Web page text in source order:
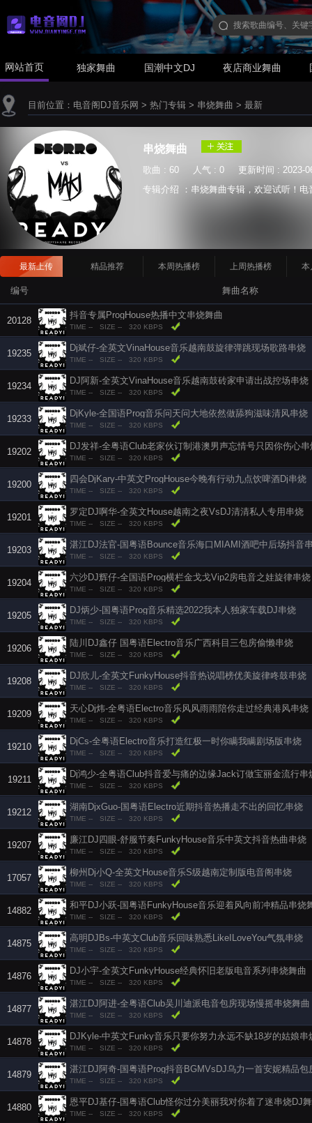
网站首页 独家舞曲 国潮中文DJ 夜店商业舞曲
目前位置： 电音阁DJ音乐网 > 热门专辑 > 串烧舞曲 > 最新
串烧舞曲
歌曲 : 60 人气 : 0 更新时间 : 2023-
专辑介绍 ：串烧舞曲专辑，欢迎试听！
最新上传 精品推荐 本周热播榜 上周热播榜 本
编号 舞曲名称
20128
抖音专属ProgHouse热播中文串烧舞曲
TIME -- SIZE -- 320 KBPS
19235
Dj斌仔-全英文VinaHouse音乐越南鼓旋律弹跳现场歌路串烧
TIME -- SIZE -- 320 KBPS
19234
DJ阿新-全英文VinaHouse音乐越南鼓砖家申请出战控场串烧
TIME -- SIZE -- 320 KBPS
19233
DjKyle-全国语Prog音乐问天问大地依然做舔狗滋味清风串烧
TIME -- SIZE -- 320 KBPS
19202
DJ发祥-全粤语Club老家伙订制港澳男声忘情号只因你伤心串
TIME -- SIZE -- 320 KBPS
19200
四会DjKary-中英文ProgHouse今晚有行动九点饮啤酒Dj串烧
TIME -- SIZE -- 320 KBPS
19201
罗定DJ啊华-全英文House越南之夜VsDJ清清私人专用串烧
TIME -- SIZE -- 320 KBPS
19203
湛江DJ法官-国粤语Bounce音乐海口MIAMI酒吧中后场抖音
TIME -- SIZE -- 320 KBPS
19204
六沙DJ辉仔-全国语Prog横栏金戈戈Vip2房电音之娃旋律串烧
TIME -- SIZE -- 320 KBPS
19205
DJ炳少-国粤语Prog音乐精选2022我本人独家车载DJ串烧
TIME -- SIZE -- 320 KBPS
19206
陆川DJ鑫仔 国粤语Electro音乐广西科目三包房偷懒串烧
TIME -- SIZE -- 320 KBPS
19208
DJ欣儿-全英文FunkyHouse抖音热说唱榜优美旋律咚鼓串烧
TIME -- SIZE -- 320 KBPS
19209
天心Dj炜-全粤语Electro音乐风风雨雨陪你走过经典港风串烧
TIME -- SIZE -- 320 KBPS
19210
DjCs-全粤语Electro音乐打造红极一时你瞒我瞒剧场版串烧
TIME -- SIZE -- 320 KBPS
19211
Dj鸿少-全粤语Club抖音爱与痛的边缘Jack订做宝丽金流行串
TIME -- SIZE -- 320 KBPS
19212
湖南DjxGuo-国粤语Electro近期抖音热播走不出的回忆串烧
TIME -- SIZE -- 320 KBPS
19207
廉江DJ四眼-舒服节奏FunkyHouse音乐中英文抖音热曲串烧
TIME -- SIZE -- 320 KBPS
17057
柳州Dj小Q-全英文House音乐S级越南定制版电音阁串烧
TIME -- SIZE -- 320 KBPS
14882
和平DJ小跃-国粤语FunkyHouse音乐迎着风向前冲精品串烧
TIME -- SIZE -- 320 KBPS
14875
高明DJBs-中英文Club音乐回味熟悉LikeILoveYou气氛串烧
TIME -- SIZE -- 320 KBPS
14876
DJ小宇-全英文FunkyHouse经典怀旧老版电音系列串烧舞曲
TIME -- SIZE -- 320 KBPS
14877
湛江DJ阿进-全粤语Club吴川迪派电音包房现场慢摇串烧舞曲
TIME -- SIZE -- 320 KBPS
14878
DJKyle-中英文Funky音乐只要你努力永远不缺18岁的姑娘串
TIME -- SIZE -- 320 KBPS
14879
湛江DJ阿奇-国粤语Prog抖音BGMVsDJ乌力一首安妮精品包
TIME -- SIZE -- 320 KBPS
14880
恩平DJ基仔-国粤语Club怪你过分美丽我对你着了迷串烧DJ
TIME -- SIZE -- 320 KBPS